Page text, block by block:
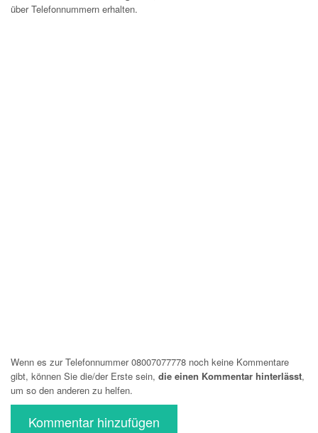
über Telefonnummern erhalten.
Wenn es zur Telefonnummer 08007077778 noch keine Kommentare
gibt, können Sie die/der Erste sein, die einen Kommentar hinterlässt,
um so den anderen zu helfen.
Kommentar hinzufügen